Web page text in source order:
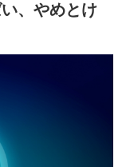
、やめとけ